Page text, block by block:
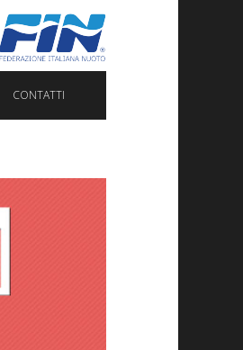
CONTATTI